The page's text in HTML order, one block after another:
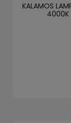
KALAMOS
4000K